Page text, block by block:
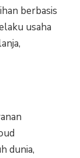
berbasis
usaha
dunia,